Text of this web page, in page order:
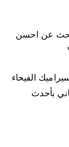
عن احسن
الفيحاء
بأحدث